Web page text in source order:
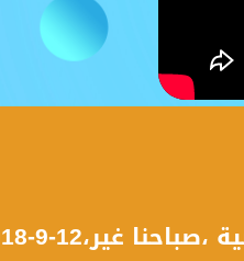
مساواة الفضائية